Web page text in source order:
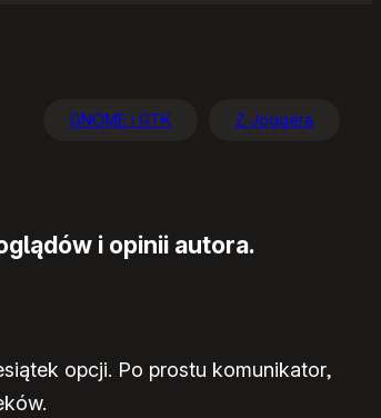
GNOME i GTK Z Joggera
i opinii autora.
opcji. Po prostu komunikator,